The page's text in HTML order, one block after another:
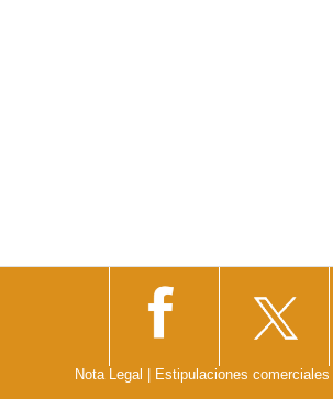
Nota Legal Estipulaciones comerciales